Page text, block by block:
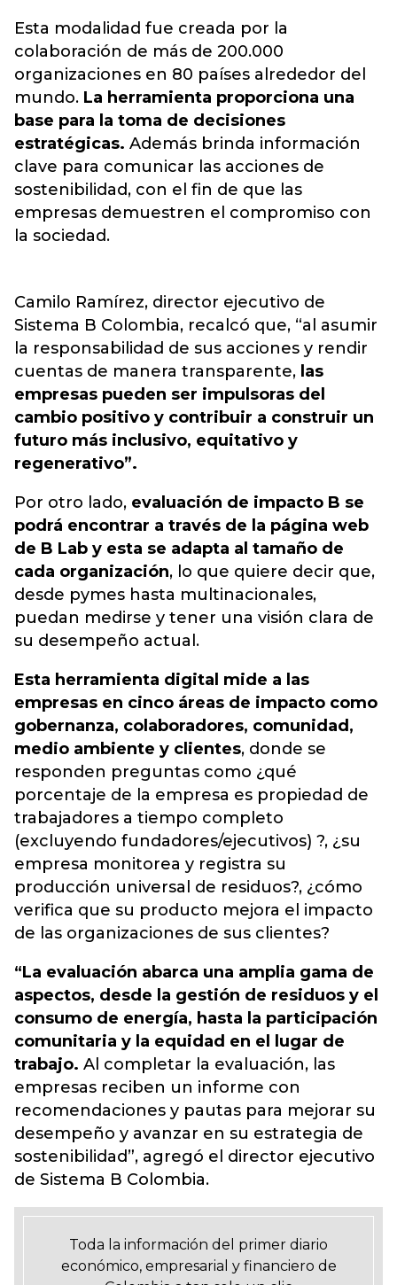
Esta modalidad fue creada por la
colaboración de más de 200.000
organizaciones en 80 países alrededor del
mundo. La herramienta proporciona una
base para la toma de decisiones
estratégicas. Además brinda información
clave para comunicar las acciones de
sostenibilidad, con el fin de que las
empresas demuestren el compromiso con
la sociedad.
Camilo Ramírez, director ejecutivo de
Sistema B Colombia, recalcó que, “al asumir
la responsabilidad de sus acciones y rendir
cuentas de manera transparente, las
empresas pueden ser impulsoras del
cambio positivo y contribuir a construir un
futuro más inclusivo, equitativo y
regenerativo”.
Por otro lado, evaluación de impacto B se
podrá encontrar a través de la página web
de B Lab y esta se adapta al tamaño de
cada organización, lo que quiere decir que,
desde pymes hasta multinacionales,
puedan medirse y tener una visión clara de
su desempeño actual.
Esta herramienta digital mide a las
empresas en cinco áreas de impacto como
gobernanza, colaboradores, comunidad,
medio ambiente y clientes, donde se
responden preguntas como ¿qué
porcentaje de la empresa es propiedad de
trabajadores a tiempo completo
(excluyendo fundadores/ejecutivos) ?, ¿su
empresa monitorea y registra su
producción universal de residuos?, ¿cómo
verifica que su producto mejora el impacto
de las organizaciones de sus clientes?
“La evaluación abarca una amplia gama de
aspectos, desde la gestión de residuos y el
consumo de energía, hasta la participación
comunitaria y la equidad en el lugar de
trabajo. Al completar la evaluación, las
empresas reciben un informe con
recomendaciones y pautas para mejorar su
desempeño y avanzar en su estrategia de
sostenibilidad”, agregó el director ejecutivo
de Sistema B Colombia.
Toda la información del primer diario
económico, empresarial y financiero de